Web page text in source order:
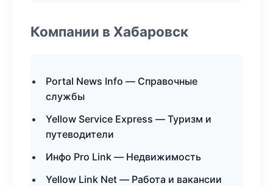
Компании в Хабаровск
Portal News Info — Справочные
службы
Yellow Service Express — Туризм и
путеводители
Инфо Pro Link — Недвижимость
Yellow Link Net — Работа и вакансии